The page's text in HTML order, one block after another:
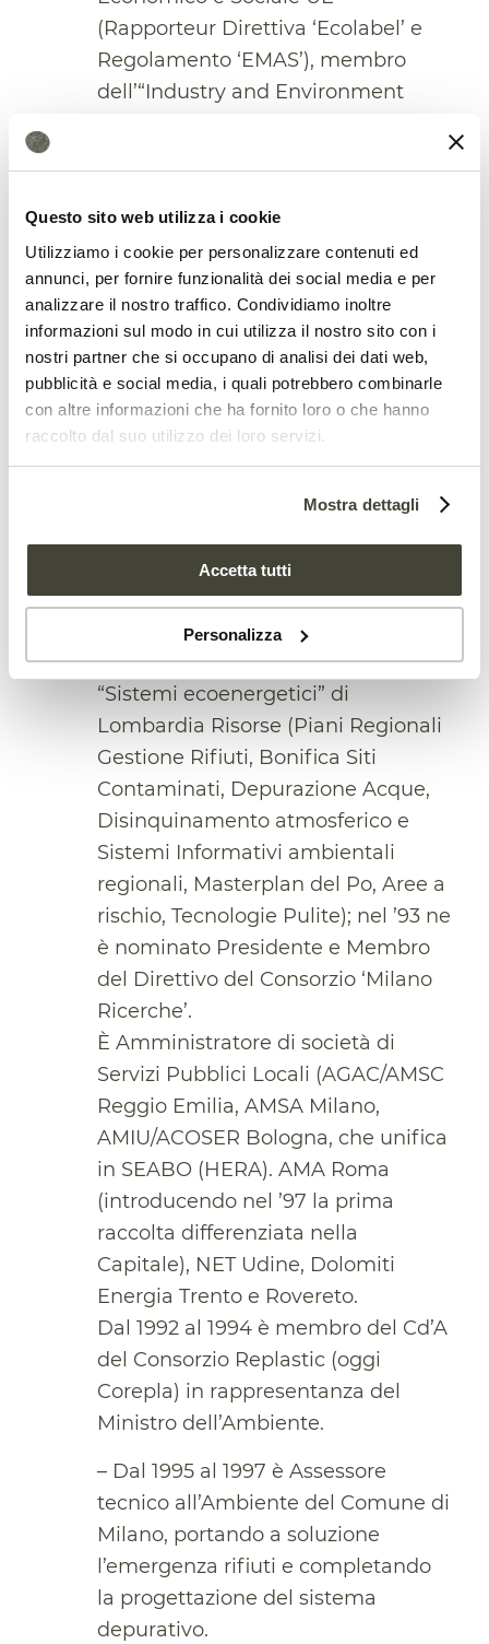
Questo sito web utilizza i cookie
Utilizziamo i cookie per personalizzare contenuti ed
annunci, per fornire funzionalità dei social media e per
analizzare il nostro traffico. Condividiamo inoltre
informazioni sul modo in cui utilizza il nostro sito con i
nostri partner che si occupano di analisi dei dati web,
pubblicità e social media, i quali potrebbero combinarle
con altre informazioni che ha fornito loro o che hanno
raccolto dal suo utilizzo dei loro servizi.
Mostra dettagli
Accetta tutti
Personalizza
(Rapporteur Direttiva ‘Ecolabel’ e
Regolamento ‘EMAS’), membro
dell’“Industry and Environment
Rio’92 con Workshop ‘EcoUrbs’
S.Paulo; nel ’94 è Italian
Representative alle sessioni della
‘Commission on Sustainable
Development’ alle Nazioni Unite.
Dal 1994 al 2002 Membro Effettivo
del Comitato Scientifico
dell’Agenzia Europea dell’Ambiente
di cui è poi nominato Membro
‘Comitato Tecnico Scientifico Rifiuti’
del Ministero dell’Ambiente, istituito
ai sensi della L.441/87.
Dal 1987 al 1993 dirige la Divisione
“Sistemi ecoenergetici” di
Lombardia Risorse (Piani Regionali
Gestione Rifiuti, Bonifica Siti
Contaminati, Depurazione Acque,
Disinquinamento atmosferico e
Sistemi Informativi ambientali
regionali, Masterplan del Po, Aree a
rischio, Tecnologie Pulite); nel ’93 ne
è nominato Presidente e Membro
del Direttivo del Consorzio ‘Milano
Ricerche’.
È Amministratore di società di
Servizi Pubblici Locali (AGAC/AMSC
Reggio Emilia, AMSA Milano,
AMIU/ACOSER Bologna, che unifica
in SEABO (HERA). AMA Roma
(introducendo nel ’97 la prima
raccolta differenziata nella
Capitale), NET Udine, Dolomiti
Energia Trento e Rovereto.
Dal 1992 al 1994 è membro del Cd’A
del Consorzio Replastic (oggi
Corepla) in rappresentanza del
Ministro dell’Ambiente.
– Dal 1995 al 1997 è Assessore
tecnico all’Ambiente del Comune di
Milano, portando a soluzione
l’emergenza rifiuti e completando
la progettazione del sistema
depurativo.